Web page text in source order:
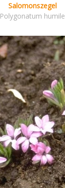
Salomonszegel
Polygonatum humile